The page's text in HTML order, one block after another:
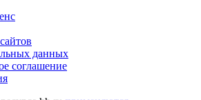
данных
соглашение